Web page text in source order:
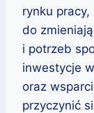
rynku
do
i potrzeb
inwestycje
oraz
przyczynić